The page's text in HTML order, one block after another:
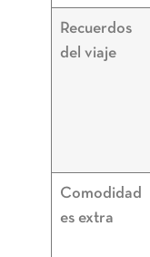
Recuerdos
del viaje
Comodidad
es extra